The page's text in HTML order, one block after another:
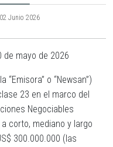
02 Junio 2026
de mayo de 2026
“Emisora” o “Newsan”)
23 en el marco del
Negociables
corto, mediano y largo
300.000.000 (las